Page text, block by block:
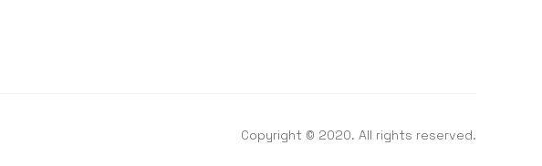
Copyright © 2020. All rights reserved.